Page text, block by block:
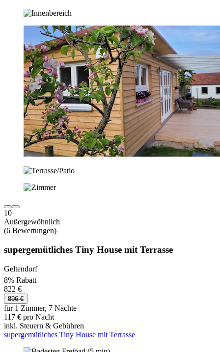
10
Außergewöhnlich
(6 Bewertungen)
supergemütliches Tiny House mit Terrasse
Geltendorf
8% Rabatt
822 €
896 €
für 1 Zimmer, 7 Nächte
117 € pro Nacht
inkl. Steuern & Gebühren
supergemütliches Tiny House mit Terrasse